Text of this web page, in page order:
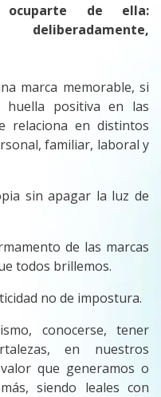
de ella:
marca memorable, si
positiva en las
relaciona en distintos
familiar, laboral y
sin apagar la luz de
de las marcas
todos brillemos.
no de impostura.
conocerse, tener
en nuestros
que generamos o
siendo leales con